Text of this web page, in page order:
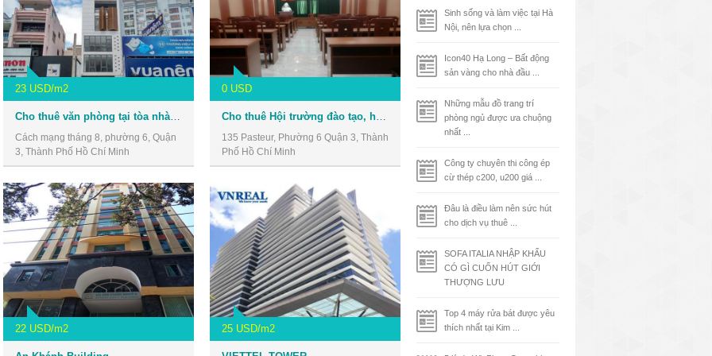
23 USD/m2
Cách mạng tháng 8, phường 6, Quận
3, Thành Phố Hồ Chí Minh
0 USD
135 Pasteur, Phường 6 Quận 3, Thành
Phố Hồ Chí Minh
22 USD/m2 25 USD/m2
Sinh sống và làm việc tại Hà
Nội, nên lựa chọn ...
Icon40 Hạ Long – Bất động
sản vàng cho nhà đầu ...
Những mẫu đồ trang trí
phòng ngủ được ưa chuộng
nhất ...
Công ty chuyên thi công ép
cừ thép c200, u200 giá ...
Đâu là điều làm nên sức hút
cho dịch vụ thuê ...
SOFA ITALIA NHẬP KHẨU
CÓ GÌ CUỐN HÚT GIỚI
THƯỢNG LƯU
Top 4 máy rửa bát được yêu
thích nhất tại Kim ...